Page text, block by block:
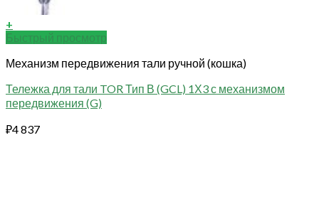
+
Быстрый просмотр
Механизм передвижения тали ручной (кошка)
Тележка для тали TOR Тип В (GCL) 1Х3 с механизмом
передвижения (G)
₽4 837